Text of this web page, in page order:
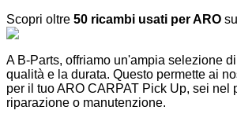
Scopri oltre 50 ricambi usati per ARO
A B-Parts, offriamo un'ampia selezione
qualità e la durata. Questo permette ai
per il tuo ARO CARPAT Pick Up, sei
riparazione o manutenzione.